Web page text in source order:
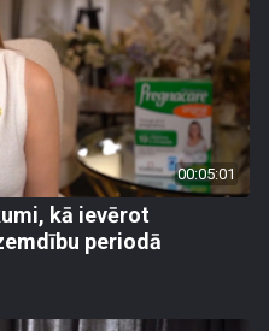
00:05:01
kā ievērot
periodā